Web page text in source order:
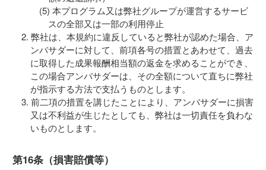
本プログラム又は弊社グループが運営するサービ
スの全部又は一部の利用停止
弊社は、本規約に違反していると弊社が認めた場合、ア
ンバサダーに対して、前項各号の措置とあわせて、過去
に取得した成果報酬相当額の返金を求めることができ、
この場合アンバサダーは、その全額について直ちに弊社
が指示する方法で支払うものとします。
前二項の措置を講じたことにより、アンバサダーに損害
又は不利益が生じたとしても、弊社は一切責任を負わな
いものとします。
第16条（損害賠償等）